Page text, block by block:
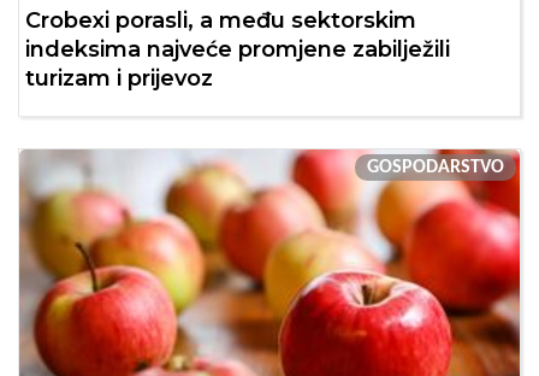
Crobexi porasli, a među sektorskim
indeksima najveće promjene zabilježili
turizam i prijevoz
GOSPODARSTVO